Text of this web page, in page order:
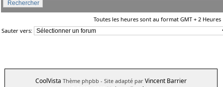
Toutes les heures sont au format GMT + 2 Heures
Sauter vers:
CoolVista Thème phpbb - Site adapté par Vincent Barrier